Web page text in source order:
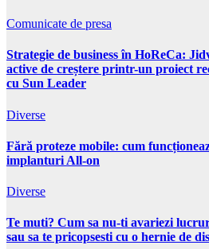
Comunicate de presa
Strategie de business în HoReCa:
active de creștere printr-un proiect
cu Sun Leader
Diverse
Fără proteze mobile: cum
implanturi All-on
Diverse
Te muti? Cum sa nu-ti avariezi
sau sa te pricopsesti cu o hernie de